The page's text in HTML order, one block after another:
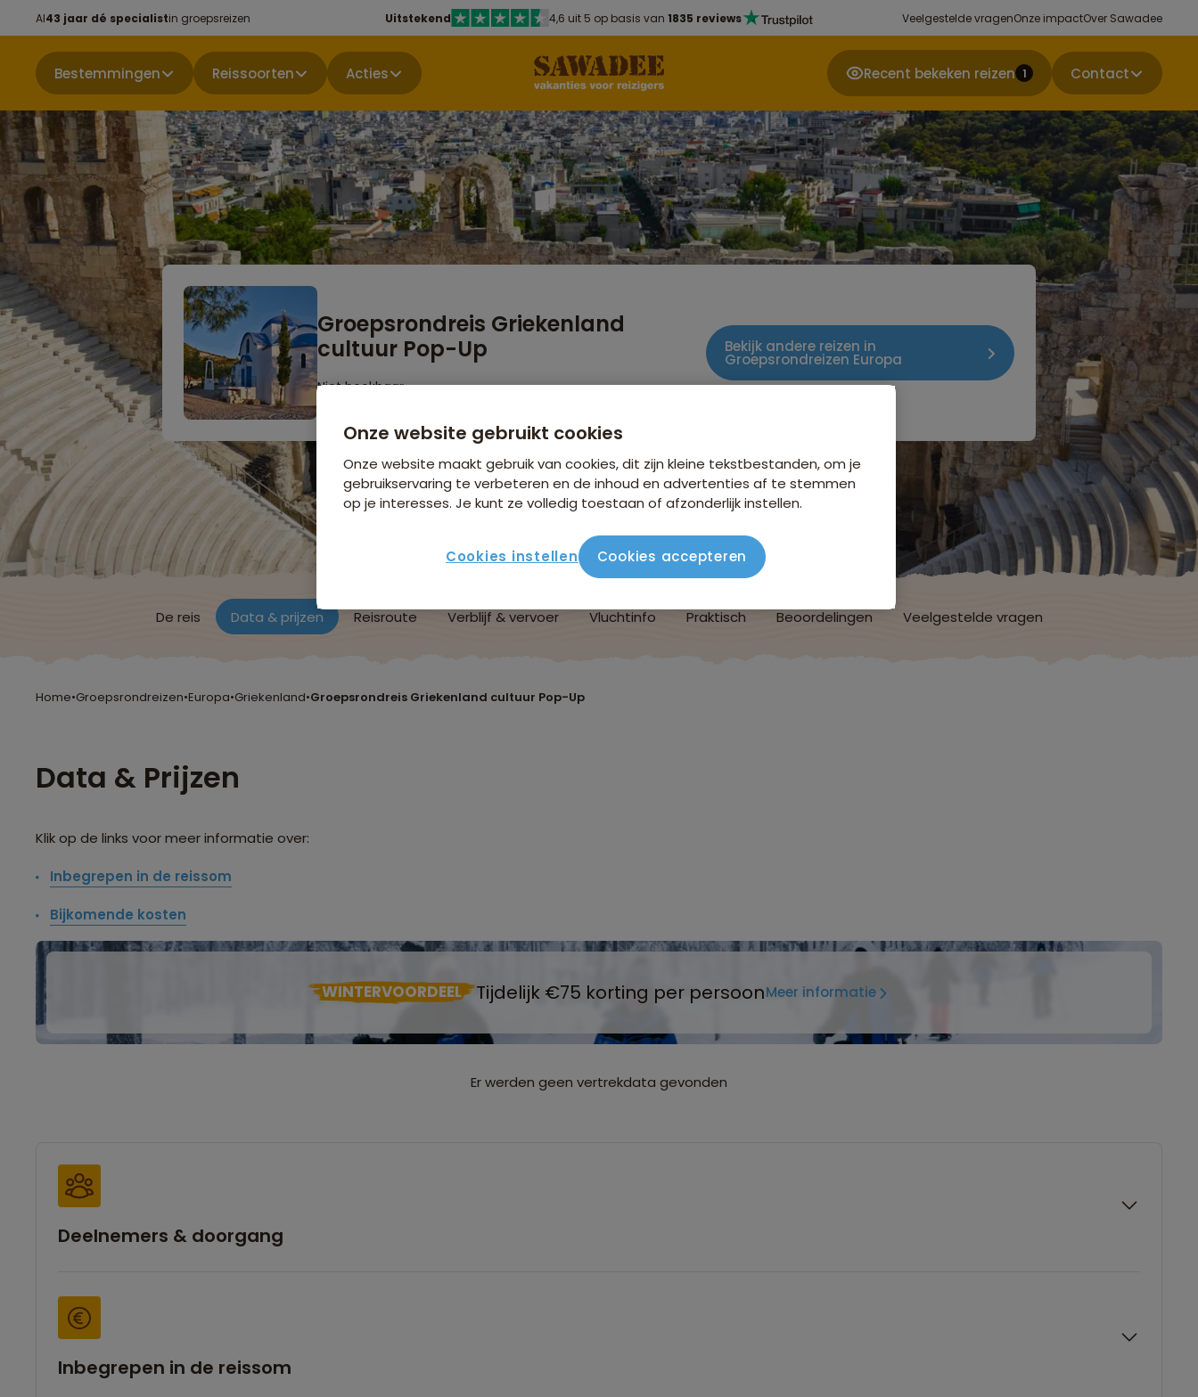
Al43 jaar dé specialistin groepsreizen Uitstekend 4,6 uit 5 op basis van 1835 reviews Veelgestelde vragenOnze impactOver Sawadee
Bestemmingen Reissoorten Acties Recent bekeken reizen 1 Contact
Groepsrondreis Griekenland
cultuur Pop-Up
Niet boekbaar
Bekijk andere reizen in
Groepsrondreizen Europa
De reis Data & prijzen Reisroute Verblijf & vervoer Vluchtinfo Praktisch Beoordelingen Veelgestelde vragen
Home•Groepsrondreizen•Europa•Griekenland•Groepsrondreis Griekenland cultuur Pop-Up
Data & Prijzen
Klik op de links voor meer informatie over:
Inbegrepen in de reissom
Bijkomende kosten
WINTERVOORDEEL Tijdelijk €75 korting per persoonMeer informatie
Er werden geen vertrekdata gevonden
Deelnemers & doorgang
Inbegrepen in de reissom
Onze website gebruikt cookies
Onze website maakt gebruik van cookies, dit zijn kleine tekstbestanden, om je
gebruikservaring te verbeteren en de inhoud en advertenties af te stemmen
op je interesses. Je kunt ze volledig toestaan of afzonderlijk instellen.
Cookies instellen Cookies accepteren